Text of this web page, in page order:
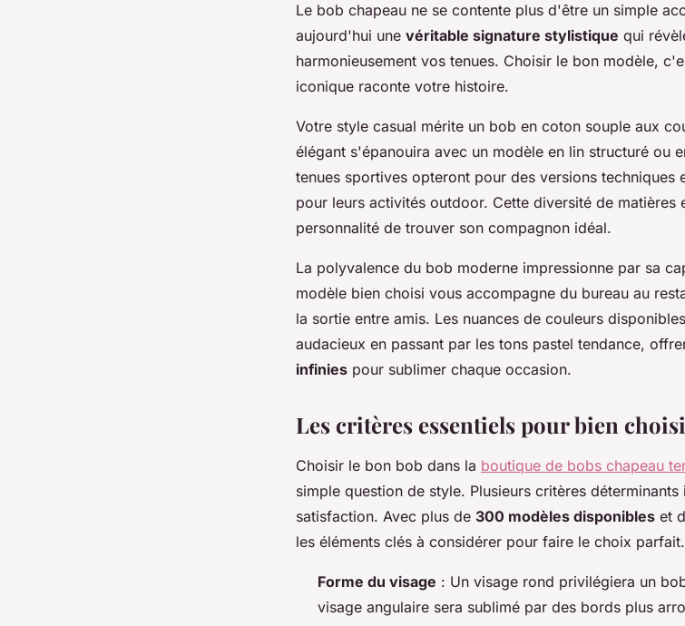
Le bob chapeau ne se contente plus d'être un simple
aujourd'hui une véritable signature stylistique qui
harmonieusement vos tenues. Choisir le bon modèle,
iconique raconte votre histoire.
Votre style casual mérite un bob en coton souple aux
élégant s'épanouira avec un modèle en lin structuré ou
tenues sportives opteront pour des versions techniques
pour leurs activités outdoor. Cette diversité de matières
personnalité de trouver son compagnon idéal.
La polyvalence du bob moderne impressionne par sa
modèle bien choisi vous accompagne du bureau au
la sortie entre amis. Les nuances de couleurs
audacieux en passant par les tons pastel tendance,
infinies pour sublimer chaque occasion.
Les critères essentiels pour bien
Choisir le bon bob dans la boutique de bobs chapeau
simple question de style. Plusieurs critères
satisfaction. Avec plus de 300 modèles disponibles et
les éléments clés à considérer pour faire le choix parfait.
Forme du visage : Un visage rond privilégiera un
visage angulaire sera sublimé par des bords plus